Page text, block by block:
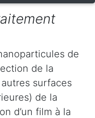
de
de la
surfaces
de la
d’un film à la